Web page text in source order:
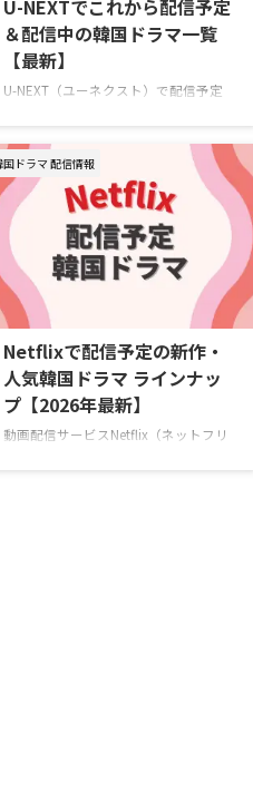
U-NEXTでこれから配信予定
＆配信中の韓国ドラマ一覧
【最新】
U-NEXT（ユーネクスト）で配信予定
注目の新作も合わせてお届け。（随時
更新） ＞＞おすすめの韓国ドラマ一覧
はこちら ＞＞中国ドラマのU-NEXT配
信予定リストはこちら U-NEXT 最新エ
ピソードが毎週更新中の韓国ドラマ 韓
国ドラマ『君へと続く僕のドリー
ム！』 10代の終わりに初恋を経験した
二人が15年ぶりに再会し、夢と愛をと
もに追いかけていく甘酸っぱくも現実
的なロマンティックコメディ。 演出
ユ・ソンドン 脚本チョン・ウンビ キ
ャストフ …
国ドラマ 配信情報
Netflixで配信予定の新作・
人気韓国ドラマ ラインナッ
プ【2026年最新】
動画配信サービスNetflix（ネットフリ